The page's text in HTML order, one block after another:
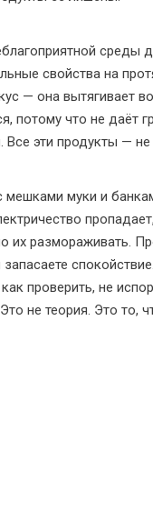
среды
свойства на
— она вытягивает
потому что не даёт
Все эти продукты —
мешками муки и
их размораживать.
проверить, не
не теория. Это то,